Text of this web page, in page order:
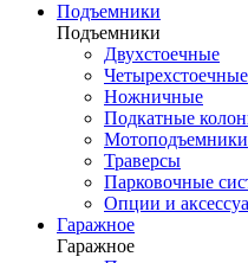
Подъемники
Подъемники
Двухстоечные
Четырехстоечные
Ножничные
Подкатные
Мотоподъемники
Траверсы
Парковочные
Опции и
Гаражное
Гаражное